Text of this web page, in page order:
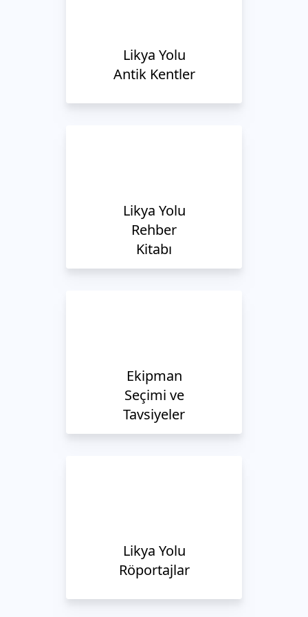
Likya Yolu
Antik Kentler
Likya Yolu
Rehber
Kitabı
Ekipman
Seçimi ve
Tavsiyeler
Likya Yolu
Röportajlar